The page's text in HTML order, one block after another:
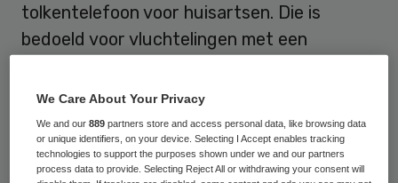
tolkentelefoon voor huisartsen. Die is
bedoeld voor vluchtelingen met een
tolkentelefoon twee jaar blijven
voortbestaan.
De minister reageerde hiermee op een
We Care About Your Privacy
We and our889 partners store and access personal data, like browsing data
or unique identifiers, on your device. Selecting I Accept enables tracking
technologies to support the purposes shown under we and our partners
process data to provide. Selecting Reject All or withdrawing your consent will